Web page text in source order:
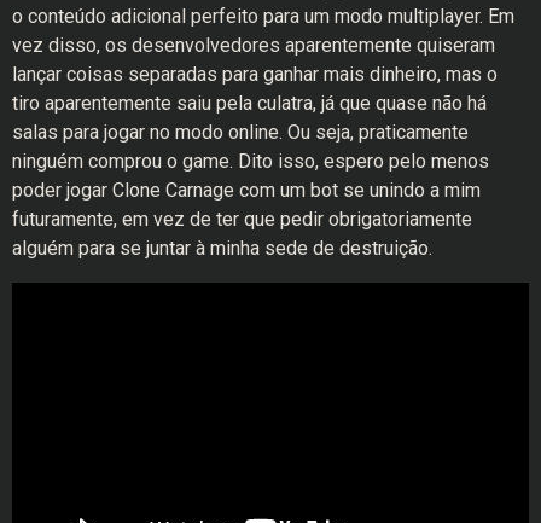
o conteúdo adicional perfeito para um modo multiplayer. Em
vez disso, os desenvolvedores aparentemente quiseram
lançar coisas separadas para ganhar mais dinheiro, mas o
tiro aparentemente saiu pela culatra, já que quase não há
salas para jogar no modo online. Ou seja, praticamente
ninguém comprou o game. Dito isso, espero pelo menos
poder jogar Clone Carnage com um bot se unindo a mim
futuramente, em vez de ter que pedir obrigatoriamente
alguém para se juntar à minha sede de destruição.